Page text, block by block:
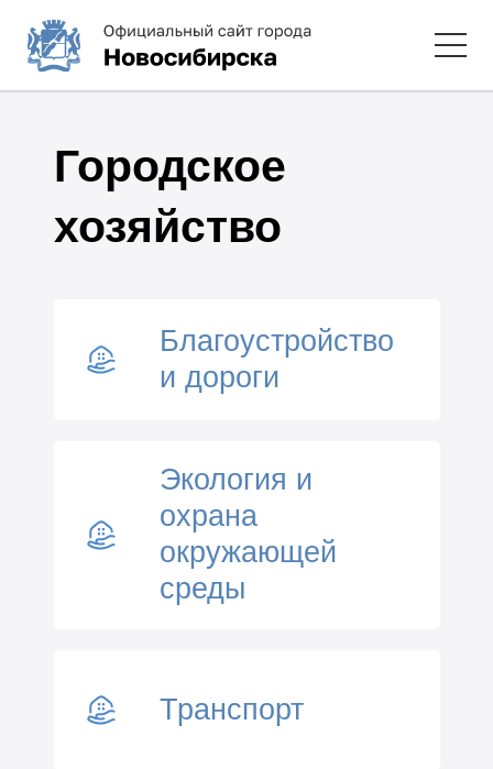
Городское
хозяйство
Благоустройство
и дороги
Экология и
охрана
окружающей
среды
Транспорт